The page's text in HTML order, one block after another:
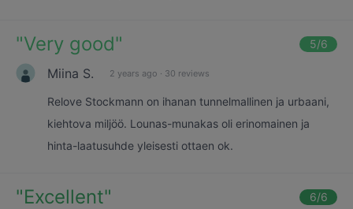
"Very good" 5/6
Miina S. 2 years ago · 30 reviews
Relove Stockmann on ihanan tunnelmallinen ja urbaani,
kiehtova miljöö. Lounas-munakas oli erinomainen ja
hinta-laatusuhde yleisesti ottaen ok.
"Excellent" 6/6